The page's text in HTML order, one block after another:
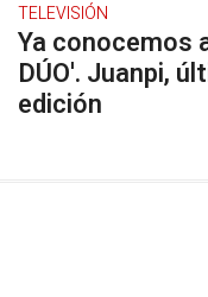
TELEVISIÓN
Ya conocemos
DÚO'. Juanpi,
edición